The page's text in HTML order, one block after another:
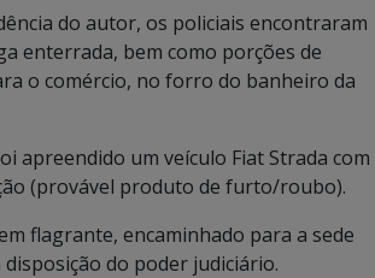
do autor, os policiais encontraram
enterrada, bem como porções de
o comércio, no forro do banheiro da
apreendido um veículo Fiat Strada com
(provável produto de furto/roubo).
flagrante, encaminhado para a sede
disposição do poder judiciário.